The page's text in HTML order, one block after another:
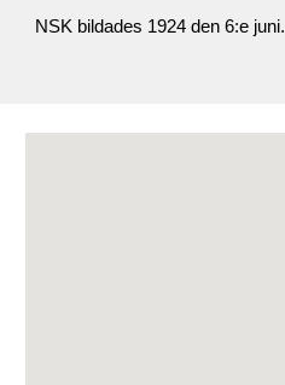
NSK bildades 1924 den 6:e juni.